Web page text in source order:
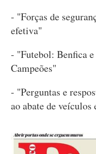
- "Forças de
efetiva"
- "Futebol: Benfica
Campeões"
- "Perguntas e
ao abate de